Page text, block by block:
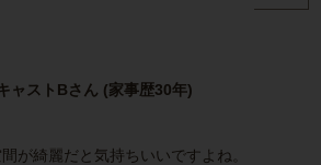
ャストBさん (家事歴30年)
が綺麗だと気持ちいいですよね。